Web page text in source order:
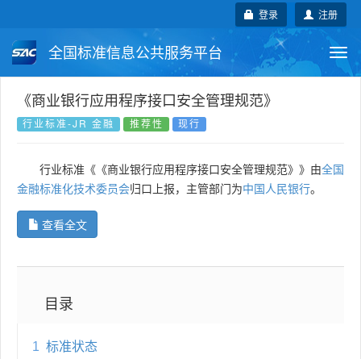
注册
登录
全国标准信息公共服务平台
国家标准 行业标准 地方标准
国外标准 技术委员会
《商业银行应用程序接口安全管理规范》
行业标准-JR 金融 推荐性 现行
行业标准《《商业银行应用程序接口安全管理规范》》由全国
金融标准化技术委员会归口上报，主管部门为中国人民银行。
查看全文
目录
1 标准状态